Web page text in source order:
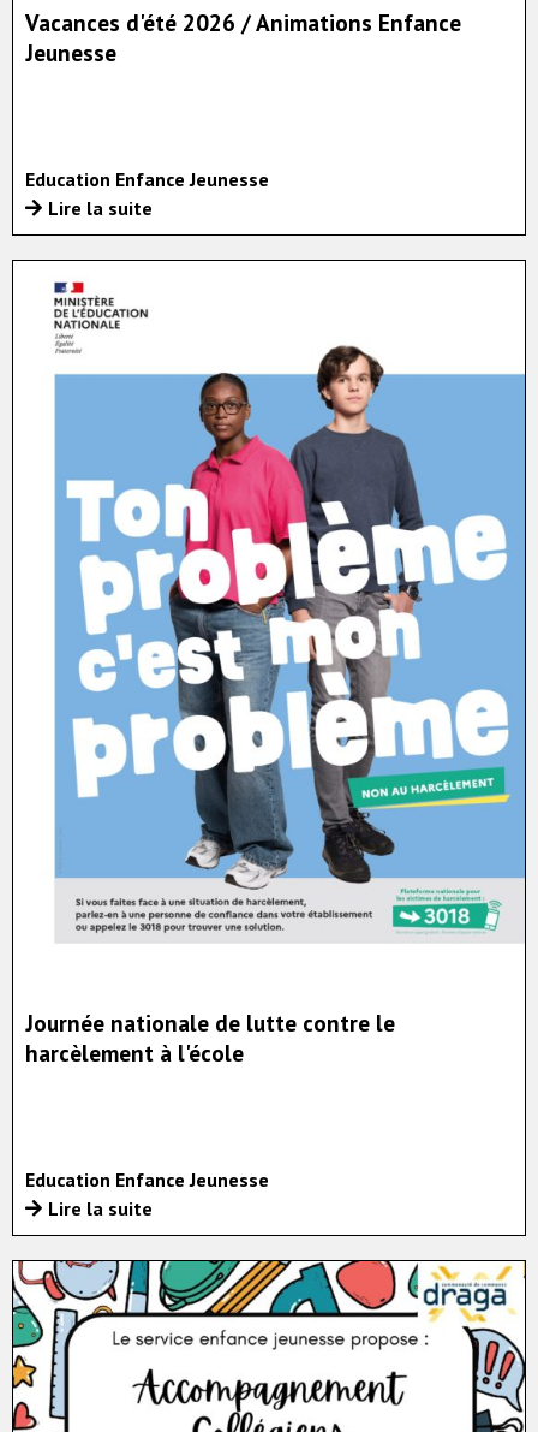
Vacances d'été 2026 / Animations Enfance
Jeunesse
Education Enfance Jeunesse
Lire la suite
Journée nationale de lutte contre le
harcèlement à l'école
Education Enfance Jeunesse
Lire la suite